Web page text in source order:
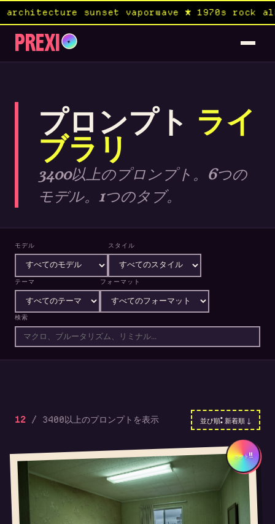
vaporwave ★ 1970s rock album ×
PREXI ✦
プロンプト ライ
ブラリ
3400以上のプロンプト。6つの
モデル。1つのタブ。
モデル スタイル
テーマ フォーマット
検索
12 / 3400以上のプロンプトを表示 並び順: 新着順 ↓
ホット!!